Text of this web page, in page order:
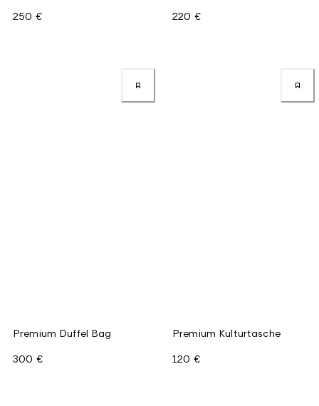
250 € 220 €
Premium Duffel Bag
300 €
Premium Kulturtasche
120 €